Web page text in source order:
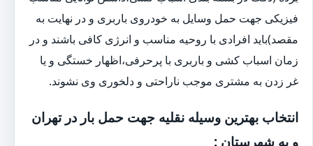
فیزیکی جهت حمل وسایل به خودروی باربری و در نهایت به
مقصد)باید افرادی با روحیه مناسب و انرژی کافی باشند و در
زمان اسباب کشی و باربری با پرحرفی،اظهار خستگی و یا
غر زدن به مشتری موجب ناراحتی و دلخوری وی نشوند.
انتخاب بهترین وسیله نقلیه جهت حمل بار در تهران
و به شهرستان :